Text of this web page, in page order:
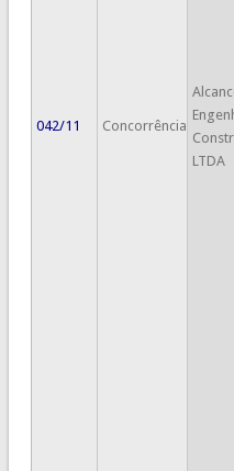
042/11 Concorrência
LTDA